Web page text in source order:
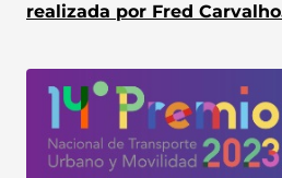
realizada por Fred